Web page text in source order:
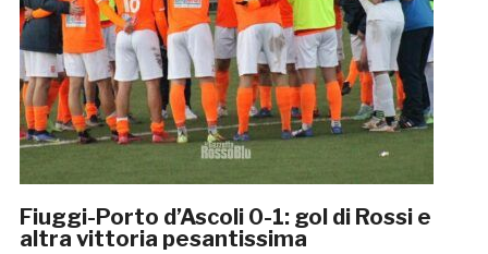
Fiuggi-Porto d’Ascoli 0-1: gol di Rossi e
altra vittoria pesantissima